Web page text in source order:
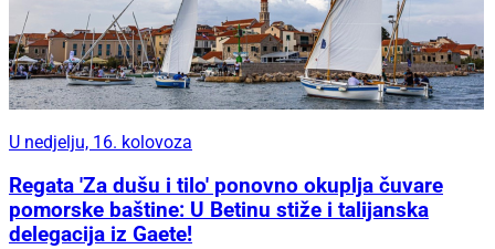
U nedjelju, 16. kolovoza
Regata 'Za dušu i tilo' ponovno okuplja čuvare
pomorske baštine: U Betinu stiže i talijanska
delegacija iz Gaete!